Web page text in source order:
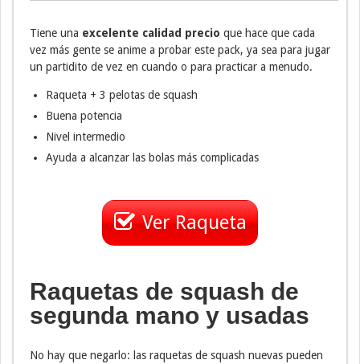
Tiene una excelente calidad precio que hace que cada
vez más gente se anime a probar este pack, ya sea para jugar
un partidito de vez en cuando o para practicar a menudo.
Raqueta + 3 pelotas de squash
Buena potencia
Nivel intermedio
Ayuda a alcanzar las bolas más complicadas
Ver Raqueta
Raquetas de squash de
segunda mano y usadas
No hay que negarlo: las raquetas de squash nuevas pueden